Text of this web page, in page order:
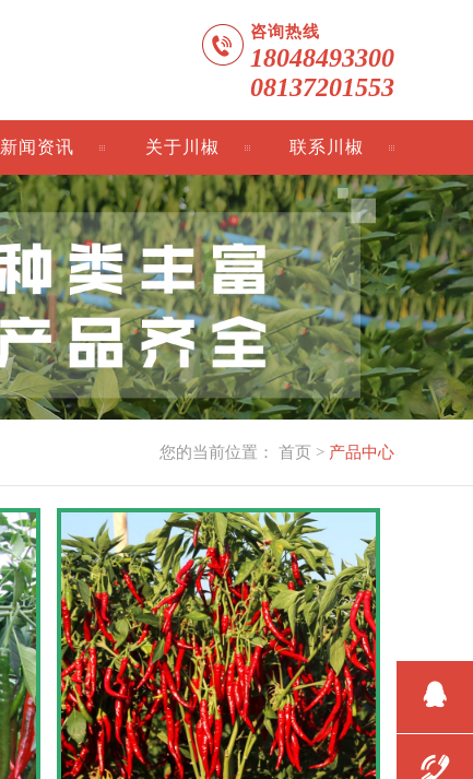
咨询热线
18048493300
08137201553
新闻资讯 关于川椒 联系川椒
您的当前位置： 首页 > 产品中心